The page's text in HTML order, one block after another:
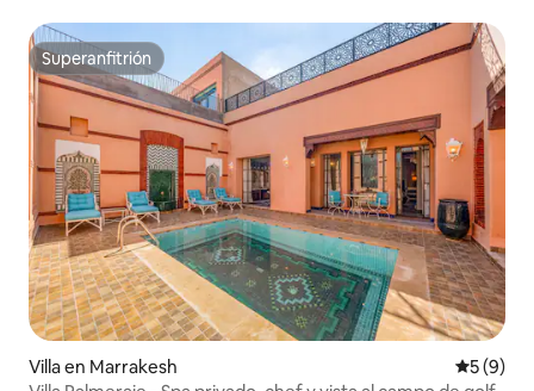
Superanfitrión
Superanfitrión
Villa en Marrakesh
5 (9)